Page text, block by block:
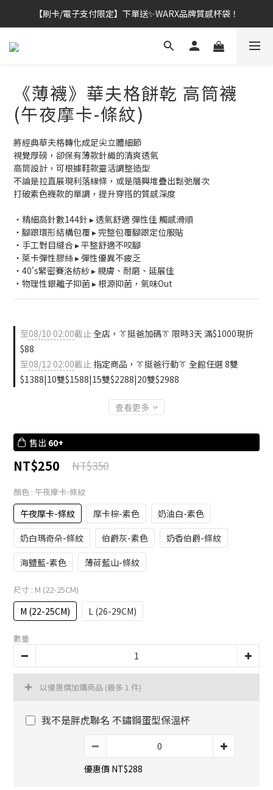
👔挺爸行動：全館襪款【最低$149起】✨立即下單！
【刷卡/電子支付限定】下單送✨WARX品牌質感杯袋！
👔挺爸行動：全館襪款【最低$149起】✨立即下單！
《薄襪》華夫格餅乾 高筒襪
(午夜摩卡-條紋)
將經典華夫格轉化成足尖立體細節
視覺厚磅，卻保有薄款針織的清爽透氣
高筒設計，可根據鞋款靈活調整造型
不論是拉直展現利落線條，或是隨興堆疊出鬆弛層次
打破素色襪款的單調，提升穿搭的質感深度
・精細高針數144針 ▸ 透氣舒適 彈性佳 觸感滑順
・腳跟環形結構包覆 ▸ 完整包覆腳跟定位服貼
・手工對目縫合 ▸ 平整舒適不咬腳
・萊卡彈性膠絲 ▸ 彈性優異不疲乏
・40's緊密賽洛紡紗 ▸ 親膚、耐磨、延展佳
・物理性銀離子抑菌 ▸ 根源抑菌，氣味Out
至08/10 02:00截止全店，👔挺爸加碼👔 限時3天 滿$1000現折
$88
至08/12 02:00截止 指定商品，👔挺爸行動👔 全館任選 8雙
$1388|10雙$1588|15雙$2288|20雙$2988
查看更多
售出 60+
NT$250 NT$350
顏色 : 午夜摩卡-條紋
午夜摩卡-條紋 摩卡棕-素色
奶油白-素色
奶白瑪奇朵-條紋
伯爵灰-素色
奶香伯爵-條紋
海鹽藍-素色
薄荷藍山-條紋
尺寸 : M (22-25CM)
M (22-25CM) L (26-29CM)
數量
以優惠價加購商品 (最多 1 件)
我不是胖虎聯名 不鏽鋼蛋型保溫杯
優惠價 NT$288